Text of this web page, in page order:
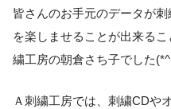
皆さんのお手元のデータが
を楽しませることが出来る
繍工房の朝倉さち子でした
Ａ刺繍工房では、刺繍CDや